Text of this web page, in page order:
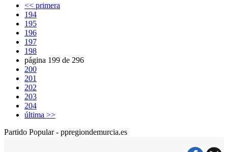
<< primera
194
195
196
197
198
página 199 de 296
200
201
202
203
204
última >>
Partido Popular - ppregiondemurcia.es